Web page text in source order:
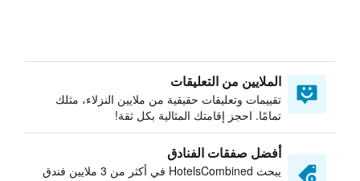
الملايين من التعليقات
تقييمات وتعليقات حقيقية من ملايين النزلاء، مثلك
تمامًا. احجز إقامتك المثالية بكل ثقة!
أفضل صفقات الفنادق
يبحث HotelsCombined في أكثر من 3 ملايين فندق